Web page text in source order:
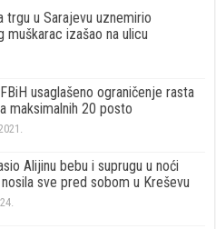
trgu u Sarajevu uznemirio
muškarac izašao na ulicu
usaglašeno ograničenje rasta
maksimalnih 20 posto
Alijinu bebu i suprugu u noći
sve pred sobom u Kreševu